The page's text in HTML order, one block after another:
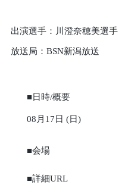
出演選手：川澄奈穂美選手
放送局：BSN新潟放送
■日時/概要
08月17日 (日)
■会場
■詳細URL